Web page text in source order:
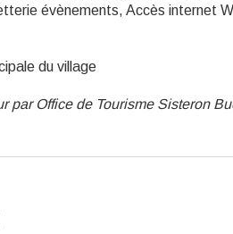
évènements, Accès internet
du village
par Office de Tourisme Sisteron